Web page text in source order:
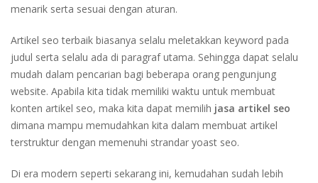
menarik serta sesuai dengan aturan.
Artikel seo terbaik biasanya selalu meletakkan keyword pada
judul serta selalu ada di paragraf utama. Sehingga dapat selalu
mudah dalam pencarian bagi beberapa orang pengunjung
website. Apabila kita tidak memiliki waktu untuk membuat
konten artikel seo, maka kita dapat memilih jasa artikel seo
dimana mampu memudahkan kita dalam membuat artikel
terstruktur dengan memenuhi strandar yoast seo.
Di era modern seperti sekarang ini, kemudahan sudah lebih